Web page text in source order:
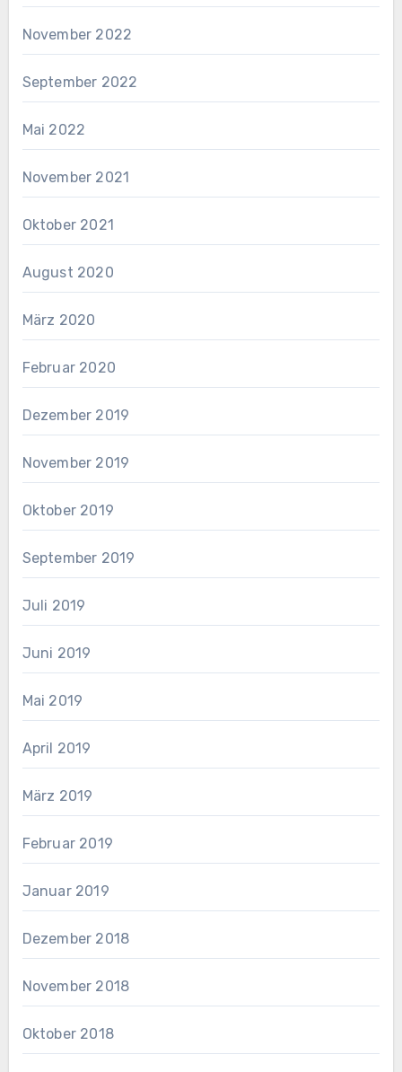
November 2022
September 2022
Mai 2022
November 2021
Oktober 2021
August 2020
März 2020
Februar 2020
Dezember 2019
November 2019
Oktober 2019
September 2019
Juli 2019
Juni 2019
Mai 2019
April 2019
März 2019
Februar 2019
Januar 2019
Dezember 2018
November 2018
Oktober 2018